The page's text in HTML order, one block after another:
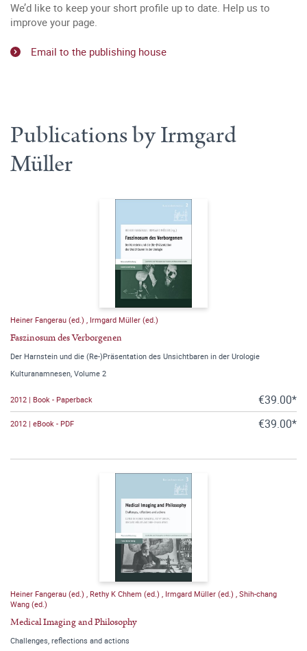
We’d like to keep your short profile up to date. Help us to
improve your page.
Email to the publishing house
Publications by Irmgard
Müller
Heiner Fangerau (ed.) Irmgard Müller (ed.)
Faszinosum des Verborgenen
Der Harnstein und die (Re-)Präsentation des Unsichtbaren in der Urologie
Kulturanamnesen, Volume 2
2012 | Book - Paperback €39.00*
2012 | eBook - PDF €39.00*
Heiner Fangerau (ed.) Rethy K Chhem (ed.) Irmgard Müller (ed.) Shih-chang
Wang (ed.)
Medical Imaging and Philosophy
Challenges, reflections and actions